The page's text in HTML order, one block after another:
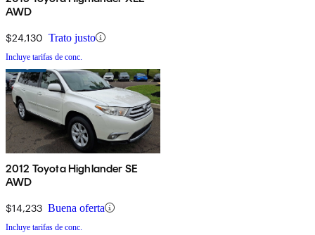
AWD
$24,130 Trato justo
Incluye tarifas de conc.
2012 Toyota Highlander SE
AWD
$14,233 Buena oferta
Incluye tarifas de conc.